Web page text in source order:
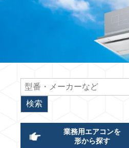
業務用エアコンを
形から探す